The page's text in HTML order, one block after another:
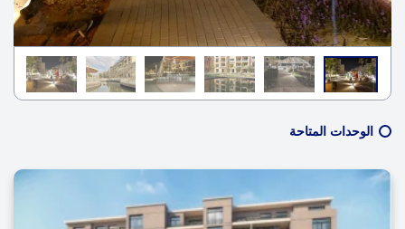
الوحدات المتاحة